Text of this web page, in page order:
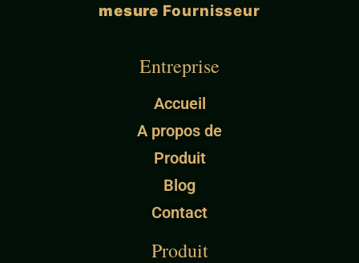
mesure Fournisseur
Entreprise
Accueil
A propos de
Produit
Blog
Contact
Produit